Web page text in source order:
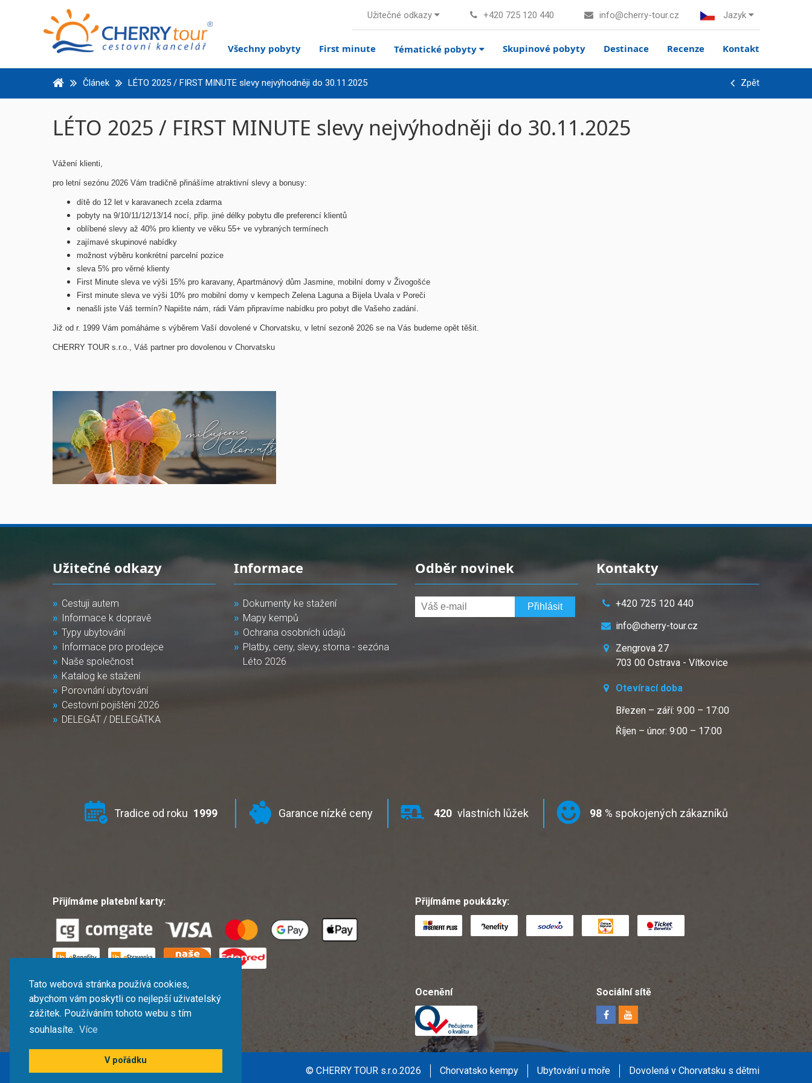
Tato webová stránka používá cookies,
abychom vám poskytli co nejlepší uživatelský
zážitek. Používáním tohoto webu s tím
souhlasíte. Více
V pořádku
Užitečné odkazy +420 725 120 440 Jazyk
info@cherry-tour.cz
Všechny pobyty First minute Tématické pobyty Skupinové pobyty Destinace Recenze Kontakt
Článek LÉTO 2025 / FIRST MINUTE slevy nejvýhodněji do 30.11.2025 Zpět
LÉTO 2025 / FIRST MINUTE slevy nejvýhodněji do 30.11.2025
Vážení klienti,
pro letní sezónu 2026 Vám tradičně přinášíme atraktivní slevy a bonusy:
dítě do 12 let v karavanech zcela zdarma
pobyty na 9/10/11/12/13/14 nocí, příp. jiné délky pobytu dle preferencí klientů
oblíbené slevy až 40% pro klienty ve věku 55+ ve vybraných termínech
zajímavé skupinové nabídky
možnost výběru konkrétní parcelní pozice
sleva 5% pro věrné klienty
First Minute sleva ve výši 15% pro karavany, Apartmánový dům Jasmine, mobilní domy v Živogošće
First minute sleva ve výši 10% pro mobilní domy v kempech Zelena Laguna a Bijela Uvala v Poreči
nenašli jste Váš termín? Napište nám, rádi Vám připravíme nabídku pro pobyt dle Vašeho zadání.
Již od r. 1999 Vám pomáháme s výběrem Vaší dovolené v Chorvatsku, v letní sezoně 2026 se na Vás budeme opět těšit.
CHERRY TOUR s.r.o., Váš partner pro dovolenou v Chorvatsku
Užitečné odkazy
Cestuji autem
Informace k dopravě
Typy ubytování
Informace pro prodejce
Naše společnost
Katalog ke stažení
Porovnání ubytování
Cestovní pojištění 2026
DELEGÁT / DELEGÁTKA
Informace
Dokumenty ke stažení
Mapy kempů
Ochrana osobních údajů
Platby, ceny, slevy, storna - sezóna
Léto 2026
Odběr novinek Kontakty
+420 725 120 440
info@cherry-tour.cz
Zengrova 27
703 00 Ostrava - Vítkovice
Otevírací doba
Březen – září: 9:00 – 17:00
Říjen – únor: 9:00 – 17:00
Tradice od roku 1999 Garance nízké ceny 420 vlastních lůžek 98 % spokojených zákazníků
Přijímáme platební karty: Přijímáme poukázky:
Jsme členy ACK ČR Ocenění Sociální sítě
Dovolená v Chorvatsku s dětmi
Ubytování u moře
Chorvatsko kempy
© CHERRY TOUR s.r.o.2026